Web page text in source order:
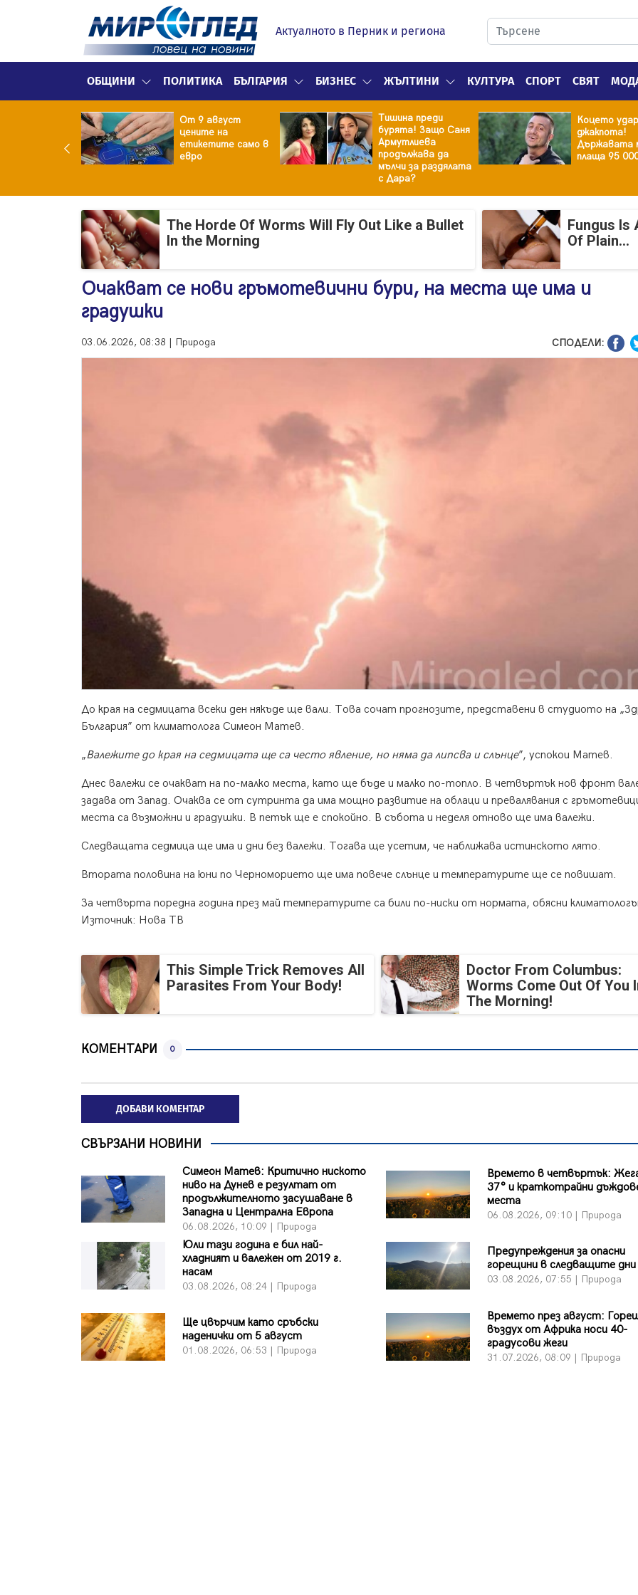
Актуалното в Перник и региона
ОБЩИНИ ПОЛИТИКА БЪЛГАРИЯ БИЗНЕС ЖЪЛТИНИ КУЛТУРА СПОРТ СВЯТ
От 9 август
цените на
етикетите само в
евро
Тишина преди
бурята! Защо Саня
Армутлиева
продължава да
мълчи за раздялата
с Дара?
Коцето
джакпота!
Държавата
плаща 95
The Horde Of Worms Will Fly Out Like a Bullet
In the Morning
Fungus Is
Of Plain...
Очакват се нови гръмотевични бури, на места ще има и
градушки
03.06.2026, 08:38 | Природа СПОДЕЛИ:
До края на седмицата всеки ден някъде ще вали. Това сочат прогнозите, представени в студиото на
България” от климатолога Симеон Матев.
„Валежите до края на седмицата ще са често явление, но няма да липсва и слънце”, успокои Матев.
Днес валежи се очакват на по-малко места, като ще бъде и малко по-топло. В четвъртък нов фронт
задава от Запад. Очаква се от сутринта да има мощно развитие на облаци и превалявания с
места са възможни и градушки. В петък ще е спокойно. В събота и неделя отново ще има валежи.
Следващата седмица ще има и дни без валежи. Тогава ще усетим, че наближава истинското лято.
Втората половина на юни по Черноморието ще има повече слънце и температурите ще се повишат.
За четвърта поредна година през май температурите са били по-ниски от нормата, обясни
Източник: Нова ТВ
This Simple Trick Removes All
Parasites From Your Body!
Doctor From Columbus:
Worms Come Out Of You
The Morning!
КОМЕНТАРИ 0
ДОБАВИ КОМЕНТАР
СВЪРЗАНИ НОВИНИ
Симеон Матев: Критично ниското
ниво на Дунев е резултат от
продължителното засушаване в
Западна и Централна Европа
06.08.2026, 10:09 | Природа
Времето в четвъртък:
37° и краткотрайни
места
06.08.2026, 09:10 | Природа
Юли тази година е бил най-
хладният и валежен от 2019 г.
насам
03.08.2026, 08:24 | Природа
Предупреждения за опасни
горещини в следващите дни
03.08.2026, 07:55 | Природа
Ще цвърчим като сръбски
наденички от 5 август
01.08.2026, 06:53 | Природа
Времето през август:
въздух от Африка носи 40-
градусови жеги
31.07.2026, 08:09 | Природа